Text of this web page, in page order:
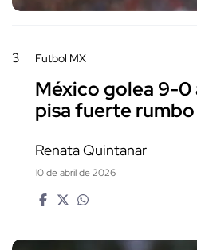
3 Futbol MX
México golea 9-0
pisa fuerte
Renata Quintanar
10 de abril de 2026